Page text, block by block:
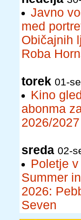
Javno
med
Običajnih
Roba
torek 01-
Kino
abonma
2026/2027
sreda 02-
Poletje
Summer
2026:
Seven